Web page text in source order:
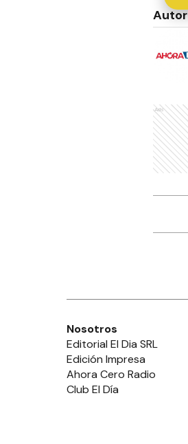
Autor
Ads
Nosotros
Editorial El Dia SRL
Edición Impresa
Ahora Cero Radio
Club El Día